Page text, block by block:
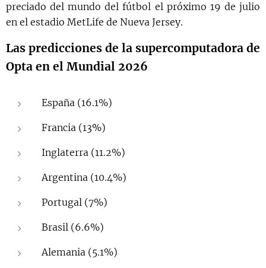
preciado del mundo del fútbol el próximo 19 de julio
en el estadio MetLife de Nueva Jersey.
Las predicciones de la supercomputadora de
Opta en el Mundial 2026
España (16.1%)
Francia (13%)
Inglaterra (11.2%)
Argentina (10.4%)
Portugal (7%)
Brasil (6.6%)
Alemania (5.1%)